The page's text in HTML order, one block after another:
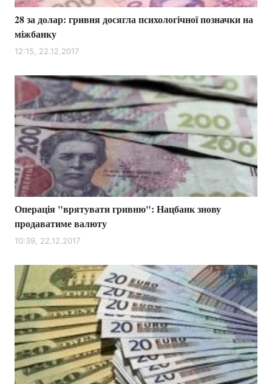
28 за долар: гривня досягла психологічної позначки на
міжбанку
12:15, 22.12.2017
Операція "врятувати гривню": Нацбанк знову
продаватиме валюту
10:39, 22.12.2017